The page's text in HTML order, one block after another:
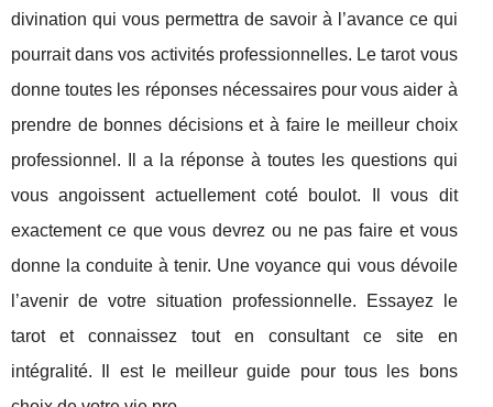
divination qui vous permettra de savoir à l’avance ce qui
pourrait dans vos activités professionnelles. Le tarot vous
donne toutes les réponses nécessaires pour vous aider à
prendre de bonnes décisions et à faire le meilleur choix
professionnel. Il a la réponse à toutes les questions qui
vous angoissent actuellement coté boulot. Il vous dit
exactement ce que vous devrez ou ne pas faire et vous
donne la conduite à tenir. Une voyance qui vous dévoile
l’avenir de votre situation professionnelle. Essayez le
tarot et connaissez tout en consultant ce site en
intégralité. Il est le meilleur guide pour tous les bons